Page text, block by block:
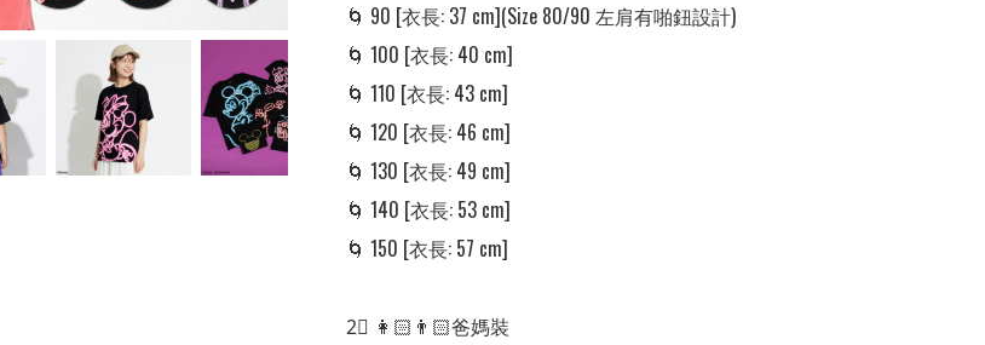
🌀 90 [衣長: 37 cm](Size 80/90 左肩有啪鈕設計)
🌀 100 [衣長: 40 cm]
🌀 110 [衣長: 43 cm]
🌀 120 [衣長: 46 cm]
🌀 130 [衣長: 49 cm]
🌀 140 [衣長: 53 cm]
🌀 150 [衣長: 57 cm]
2⃣ 👩🏻👨🏻爸媽裝